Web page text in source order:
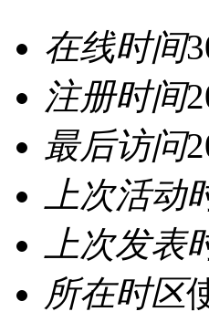
在线时间
注册时间
最后访问
上次活动
上次发表
所在时区